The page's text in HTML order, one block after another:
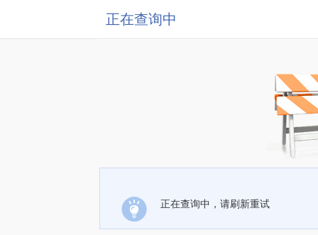
正在查询中
正在查询中，请刷新重试